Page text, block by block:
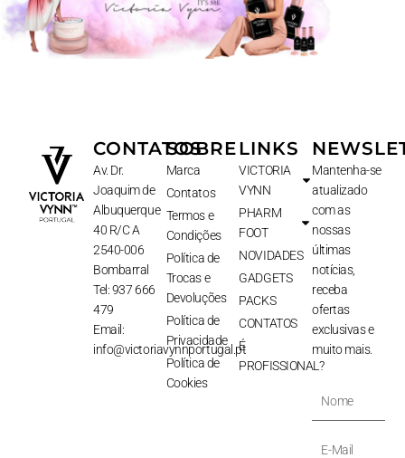
CONTATOS
Av. Dr.
Joaquim de
Albuquerque
40 R/C A
2540-006
Bombarral
Tel: 937 666
479
Email:
info@victoriavynnportugal.pt
SOBRE
Marca
Contatos
Termos e
Condições
Política de
Trocas e
Devoluções
Política de
Privacidade
Política de
Cookies
LINKS
VICTORIA
VYNN
PHARM
FOOT
NOVIDADES
GADGETS
PACKS
CONTATOS
É
PROFISSIONAL?
Mantenha-se
atualizado
com as
nossas
últimas
notícias,
receba
ofertas
exclusivas e
muito mais.
Nome
E-